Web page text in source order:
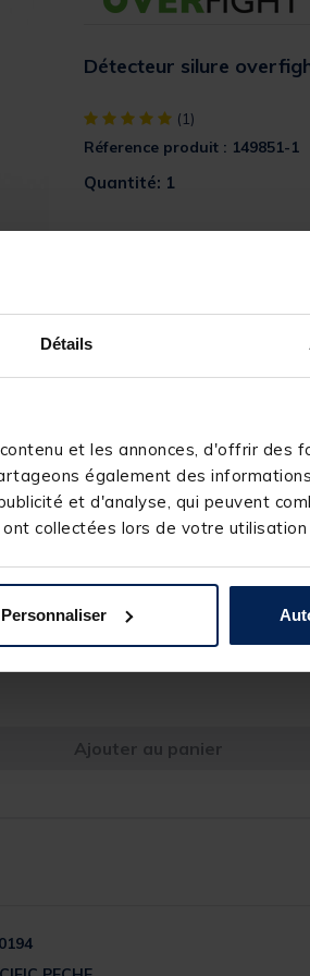
Détails
et les annonces, d'offrir des
également des
et d'analyse, qui peuvent
collectées lors de votre utilisation
Personnaliser
Détecteur silure
[object Object] out of 5
(1)
Réference produit : 149851-1
Quantité: 1
Description
vous accompagnera pour vos
Avec son rapport technicité/
pêcheurs à la bouée qui
passion.
Ajouter au panier